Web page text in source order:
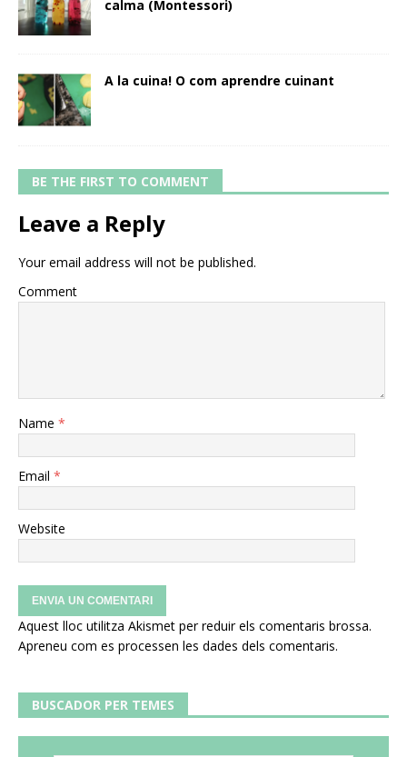
calma (Montessori)
A la cuina! O com aprendre cuinant
BE THE FIRST TO COMMENT
Leave a Reply
Your email address will not be published.
Comment
Name *
Email *
Website
Aquest lloc utilitza Akismet per reduir els comentaris brossa.
Apreneu com es processen les dades dels comentaris.
BUSCADOR PER TEMES